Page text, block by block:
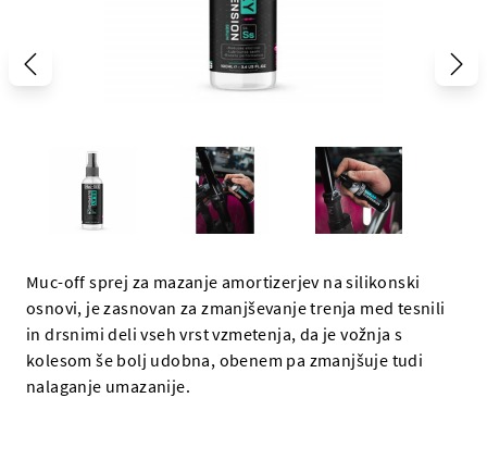
Muc-off sprej za mazanje amortizerjev na silikonski
osnovi, je zasnovan za zmanjševanje trenja med tesnili
in drsnimi deli vseh vrst vzmetenja, da je vožnja s
kolesom še bolj udobna, obenem pa zmanjšuje tudi
nalaganje umazanije.